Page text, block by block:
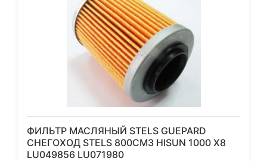
ФИЛЬТР МАСЛЯНЫЙ STELS GUEPARD
СНЕГОХОД STELS 800СМ3 HISUN 1000 X8
LU049856 LU071980